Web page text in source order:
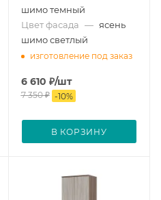
шимо темный
Цвет фасада — ясень
шимо светлый
изготовление под заказ
6 610 ₽/шт
7 350₽ -10%
В КОРЗИНУ